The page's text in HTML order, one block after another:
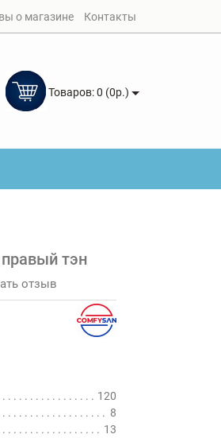
о магазине Контакты
Товаров: 0 (0р.)
тэн
отзыв
120
8
13